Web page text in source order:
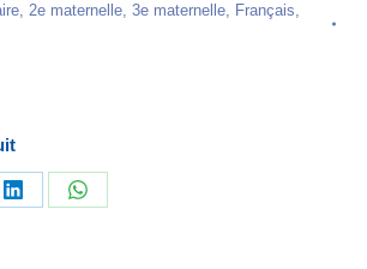
, 2e maternelle, 3e maternelle, Français,
PartagerPartager